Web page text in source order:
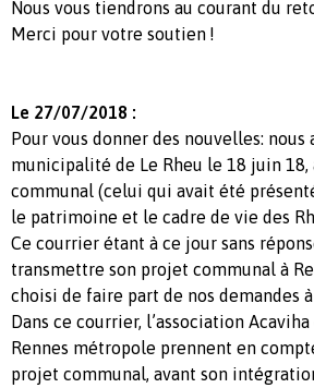
Nous vous tiendrons au courant du
Merci pour votre soutien !
Le 27/07/2018 :
Pour vous donner des nouvelles:
municipalité de Le Rheu le 18 juin
communal (celui qui avait été
le patrimoine et le cadre de vie des
Ce courrier étant à ce jour sans
transmettre son projet communal à
choisi de faire part de nos demandes
Dans ce courrier, l’association
Rennes métropole prennent en
projet communal, avant son